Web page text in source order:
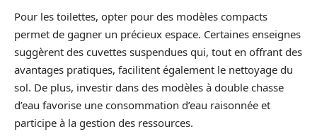
Pour les toilettes, opter pour des modèles compacts
permet de gagner un précieux espace. Certaines enseignes
suggèrent des cuvettes suspendues qui, tout en offrant des
avantages pratiques, facilitent également le nettoyage du
sol. De plus, investir dans des modèles à double chasse
d’eau favorise une consommation d’eau raisonnée et
participe à la gestion des ressources.